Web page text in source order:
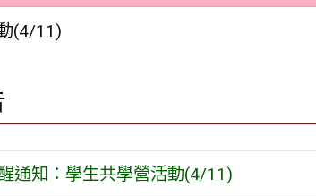
(4/11)
通知：學生共學營活動(4/11)